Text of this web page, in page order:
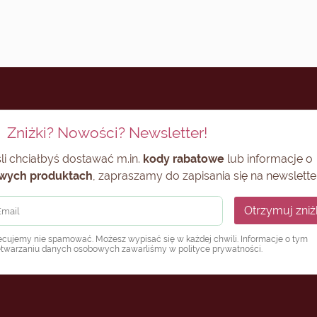
Zniżki? Nowości? Newsletter!
chciałbyś dostawać m.in. kody rabatowelub informacje o
produktach, zapraszamy do zapisania się na
Otrzymuj
nie spamować. Możesz wypisać się w każdej chwili. Informacje o tym
danych osobowych zawarliśmy w polityce prywatności.